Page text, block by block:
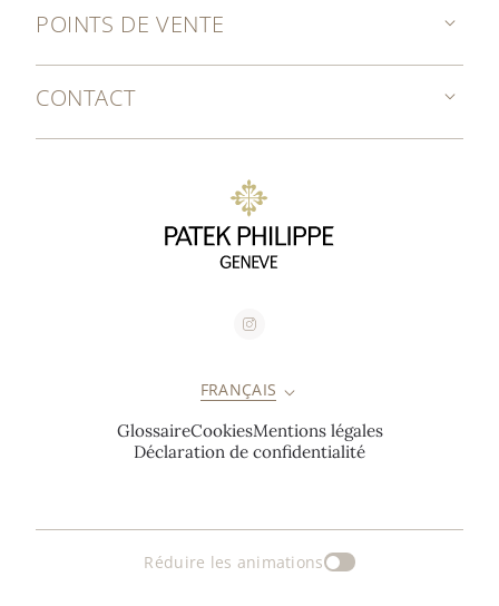
POINTS DE VENTE
CONTACT
FRANÇAIS
GlossaireCookiesMentions légales
Déclaration de confidentialité
Réduire les animations